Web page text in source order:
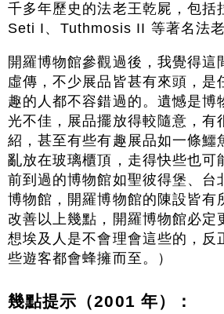
千多年歷史的法老王乾屍，包括
Seti I、Tuthmosis II 等著名法老
開羅博物館參觀過後，我覺得這
虛傳，不少展品皆甚有來頭，是
趣的人都不容錯過的。遺憾是博
光不佳，展品擺放得較隨意，有
紹，甚至有些有趣展品如一條鱷
亂放在玻璃櫃頂，走得快些也可
前到過的博物館如聖彼得堡、台
博物館，開羅博物館的陳設皆有
改善以上幾點，開羅博物館必定
想埃及人是不會理會這些的，反
些遊客都會蜂擁而至。）
幾點提示（2001 年）：